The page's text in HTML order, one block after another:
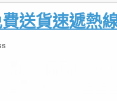
送貨速遞熱